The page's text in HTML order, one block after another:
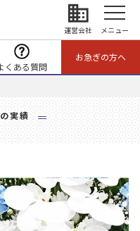
business
運営会社 メニュー
くある質問
お急ぎの方へ
の実績